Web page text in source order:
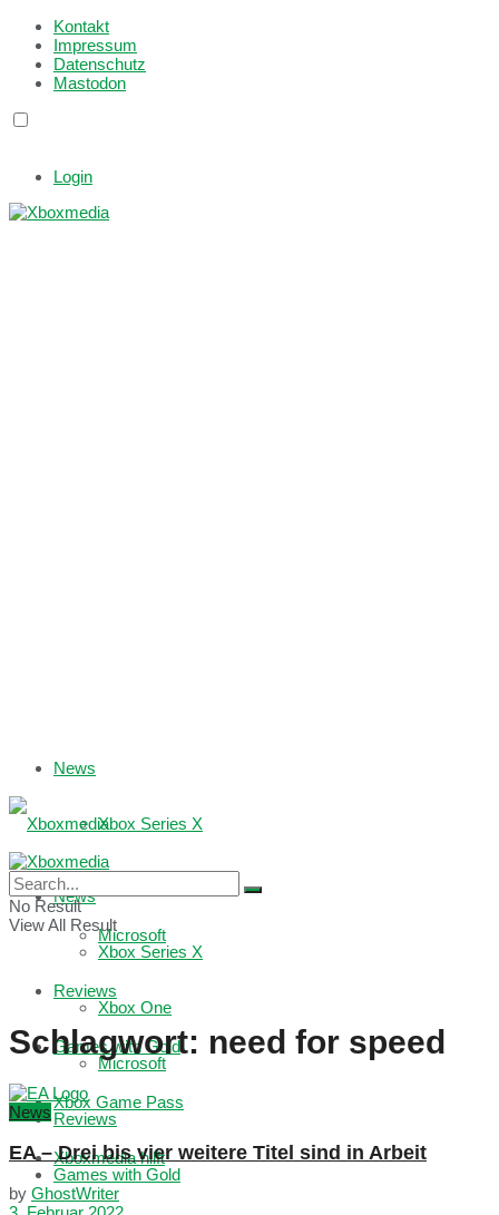
Kontakt
Impressum
Datenschutz
Mastodon
Login
News
Xbox Series X
Microsoft
Reviews
Games with Gold
Xbox Game Pass
Xboxmedia hilft
News
Xbox Series X
Xbox One
Microsoft
Reviews
Games with Gold
No Result
View All Result
Schlagwort: need for speed
News
EA – Drei bis vier weitere Titel sind in Arbeit
by GhostWriter